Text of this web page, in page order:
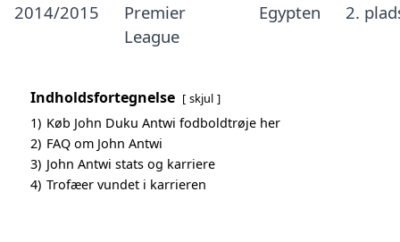
2014/2015
Premier
League
Egypten 2.
Indholdsfortegnelse skjul
1) Køb John Duku Antwi fodboldtrøje her
2) FAQ om John Antwi
3) John Antwi stats og karriere
4) Trofæer vundet i karrieren